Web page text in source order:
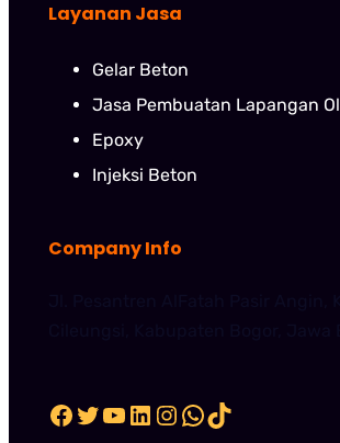
Layanan Jasa
Gelar Beton
Jasa Pembuatan Lapangan
Epoxy
Injeksi Beton
Company Info
Facebook Twitter YouTube LinkedIn Instagram WhatsApp TikTok